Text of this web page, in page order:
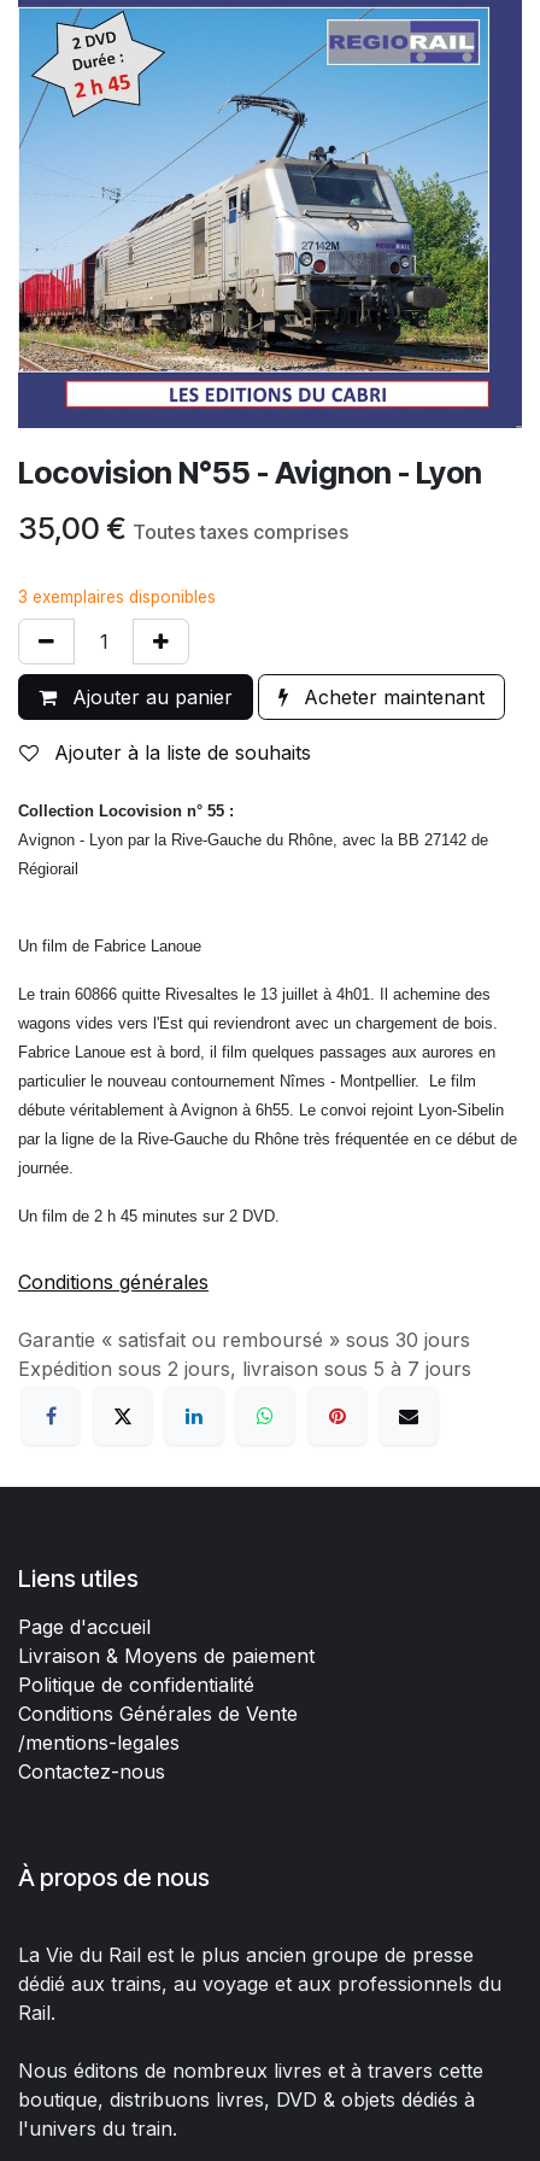
Locovision N°55 - Avignon - Lyon
35,00 € Toutes taxes comprises
3 exemplaires disponibles
Ajouter au panier Acheter maintenant
Ajouter à la liste de souhaits
Collection Locovision n° 55 :
Avignon - Lyon par la Rive-Gauche du Rhône, avec la BB 27142 de
Régiorail
Un film de Fabrice Lanoue
Le train 60866 quitte Rivesaltes le 13 juillet à 4h01. Il achemine des
wagons vides vers l'Est qui reviendront avec un chargement de bois.
Fabrice Lanoue est à bord, il film quelques passages aux aurores en
particulier le nouveau contournement Nîmes - Montpellier. Le film
débute véritablement à Avignon à 6h55. Le convoi rejoint Lyon-Sibelin
par la ligne de la Rive-Gauche du Rhône très fréquentée en ce début de
journée.
Un film de 2 h 45 minutes sur 2 DVD.
Conditions générales
Garantie « satisfait ou remboursé » sous 30 jours
Expédition sous 2 jours, livraison sous 5 à 7 jours
Liens utiles
Page d'accueil
Livraison & Moyens de paiement
Politique de confidentialité
Conditions Générales de Vente
/mentions-legales
Contactez-nous
À propos de nous
La Vie du Rail est le plus ancien groupe de presse
dédié aux trains, au voyage et aux professionnels du
Rail.
Nous éditons de nombreux livres et à travers cette
boutique, distribuons livres, DVD & objets dédiés à
l'univers du train.